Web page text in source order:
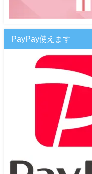
PayPay使えます